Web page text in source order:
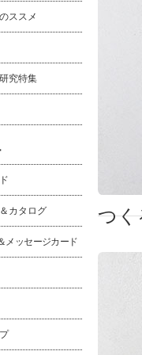
つく
ススメ
究特集
カタログ
メッセージカード